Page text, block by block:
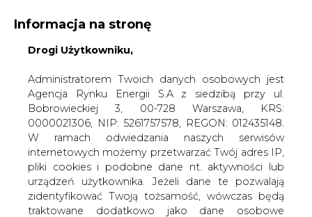
KONTAKT:
WYDAWCA PORTALU:
WYSOKI KONTRAST A A
ZALOGUJ SIĘ
Informacja na stronę
Drogi Użytkowniku,
Administratorem Twoich danych osobowych jest
Agencja Rynku Energii S.A z siedzibą przy ul.
Bobrowieckiej 3, 00-728 Warszawa, KRS:
0000021306, NIP: 5261757578, REGON: 012435148.
W ramach odwiedzania naszych serwisów
internetowych możemy przetwarzać Twój adres IP,
pliki cookies i podobne dane nt. aktywności lub
urządzeń użytkownika. Jeżeli dane te pozwalają
zidentyfikować Twoją tożsamość, wówczas będą
traktowane dodatkowo jako dane osobowe